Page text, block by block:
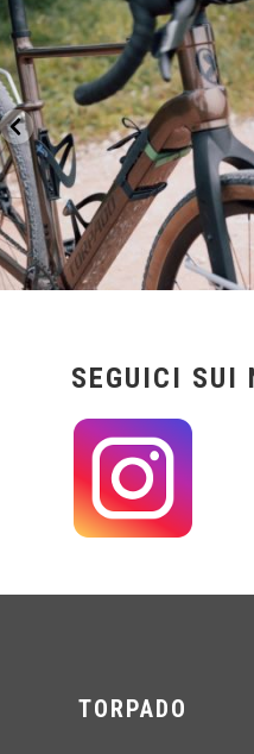
26 0
SEGUICI SUI
TORPADO